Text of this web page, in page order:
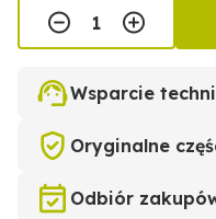
Wsparcie
Oryginalne
Odbiór